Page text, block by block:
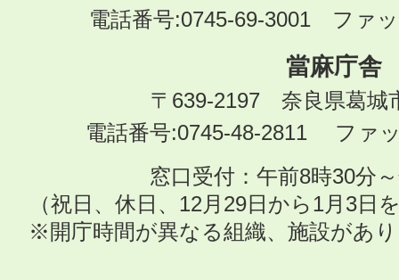
電話番号:0745-69-3001 ファ
當麻庁舎
〒639-2197 奈良県葛城
電話番号:0745-48-2811 ファ
窓口受付：午前8時30分
（祝日、休日、12月29日から1月3日
※開庁時間が異なる組織、施設があ